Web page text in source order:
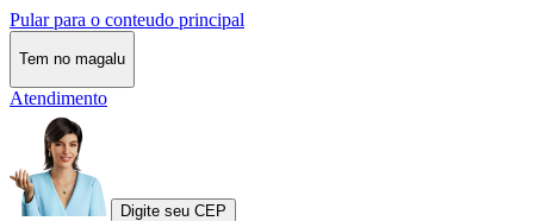
Pular para o conteudo principal
Tem no magalu
Atendimento
Digite seu CEP